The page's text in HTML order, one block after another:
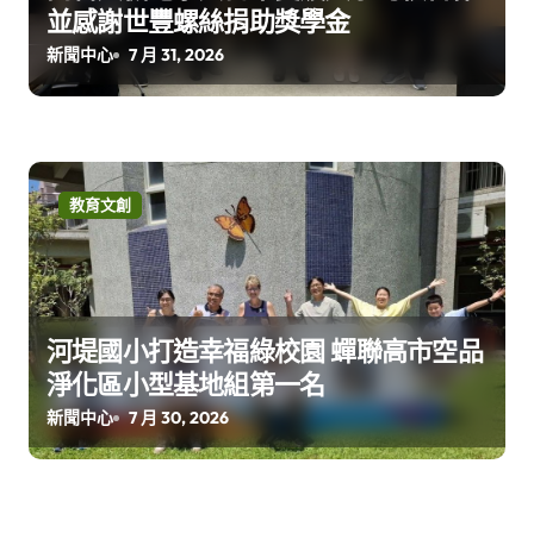
並感謝世豐螺絲捐助獎學金
新聞中心 7 月 31, 2026
教育文創
河堤國小打造幸福綠校園 蟬聯高市空品
淨化區小型基地組第一名
新聞中心 7 月 30, 2026